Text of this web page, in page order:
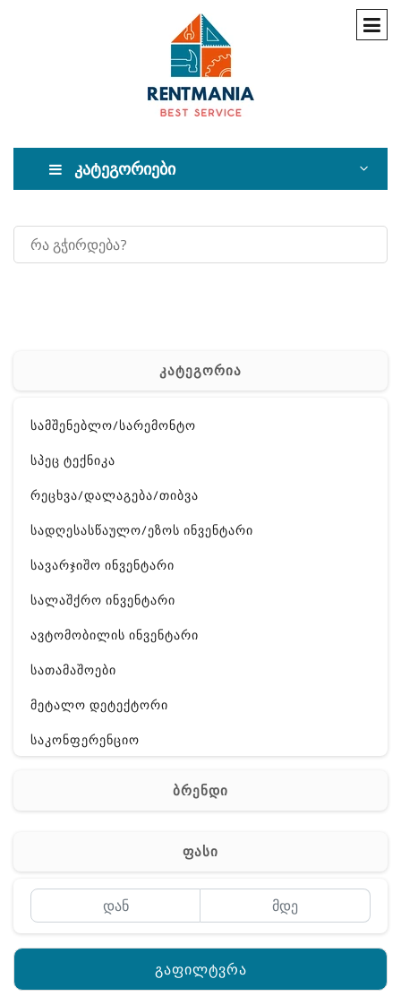
კატეგორიები
კატეგორია
სამშენებლო/სარემონტო
სპეც ტექნიკა
რეცხვა/დალაგება/თიბვა
სადღესასწაულო/ეზოს ინვენტარი
სავარჯიშო ინვენტარი
სალაშქრო ინვენტარი
ავტომობილის ინვენტარი
სათამაშოები
მეტალო დეტექტორი
საკონფერენციო
რაცია
ბრენდი
ფასი
გაფილტვრა